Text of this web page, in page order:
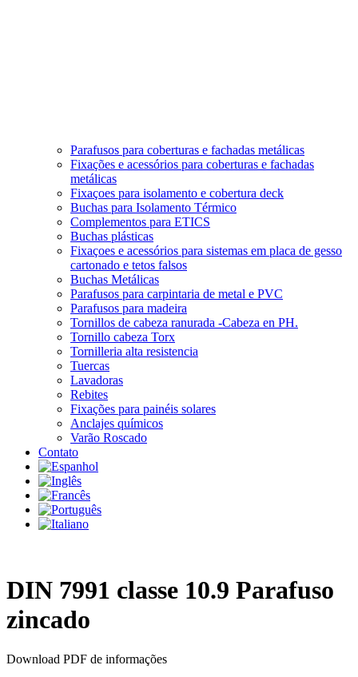
Parafusos para coberturas e fachadas metálicas
Fixações e acessórios para coberturas e fachadas
metálicas
Fixaçoes para isolamento e cobertura deck
Buchas para Isolamento Térmico
Complementos para ETICS
Buchas plásticas
Fixaçoes e acessórios para sistemas em placa de gesso
cartonado e tetos falsos
Buchas Metálicas
Parafusos para carpintaria de metal e PVC
Parafusos para madeira
Tornillos de cabeza ranurada -Cabeza en PH.
Tornillo cabeza Torx
Tornilleria alta resistencia
Tuercas
Lavadoras
Rebites
Fixações para painéis solares
Anclajes químicos
Varão Roscado
Contato
DIN 7991 classe 10.9 Parafuso
zincado
Download PDF de informações